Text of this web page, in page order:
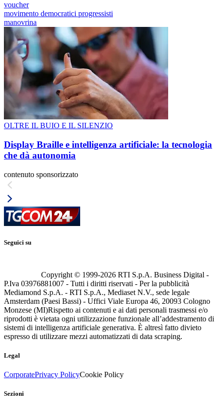
voucher
movimento democratici progressisti
manovrina
OLTRE IL BUIO E IL SILENZIO
Display Braille e intelligenza artificiale: la tecnologia
che dà autonomia
contenuto sponsorizzato
Seguici su
Copyright © 1999-2026 RTI S.p.A. Business Digital -
P.Iva 03976881007 - Tutti i diritti riservati - Per la pubblicità
Mediamond S.p.A. - RTI S.p.A., Mediaset N.V., sede legale
Amsterdam (Paesi Bassi) - Uffici Viale Europa 46, 20093 Cologno
Monzese (MI)Rispetto ai contenuti e ai dati personali trasmessi e/o
riprodotti è vietata ogni utilizzazione funzionale all’addestramento di
sistemi di intelligenza artificiale generativa. È altresì fatto divieto
espresso di utilizzare mezzi automatizzati di data scraping.
Legal
CorporatePrivacy PolicyCookie Policy
Sezioni